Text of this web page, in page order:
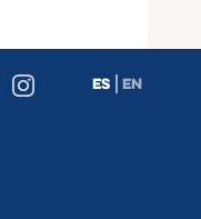
ES EN